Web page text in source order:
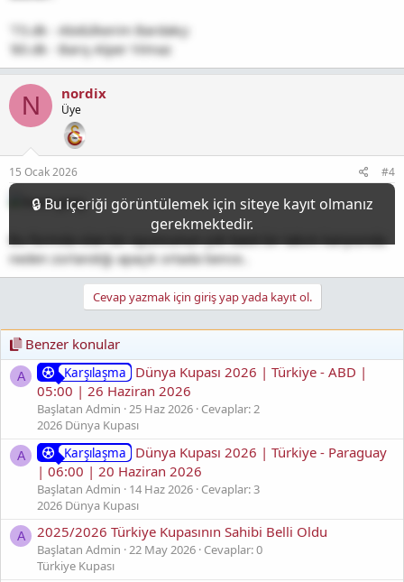
'73.dk - Abdülkerim Bardakçı
'80.dk - Barış Alper Yılmaz
N nordix
Üye
15 Ocak 2026 #4
neden zorlandığı apaçık ortada bence..
Cevap yazmak için giriş yap yada kayıt ol.
Benzer konular
A Karşılaşma
Dünya Kupası 2026 | Türkiye - ABD |
05:00 | 26 Haziran 2026
Başlatan Admin 25 Haz 2026 Cevaplar: 2
2026 Dünya Kupası
A Karşılaşma
Dünya Kupası 2026 | Türkiye - Paraguay
| 06:00 | 20 Haziran 2026
Başlatan Admin 14 Haz 2026 Cevaplar: 3
2026 Dünya Kupası
A 2025/2026 Türkiye Kupasının Sahibi Belli Oldu
Başlatan Admin 22 May 2026 Cevaplar: 0
Türkiye Kupası